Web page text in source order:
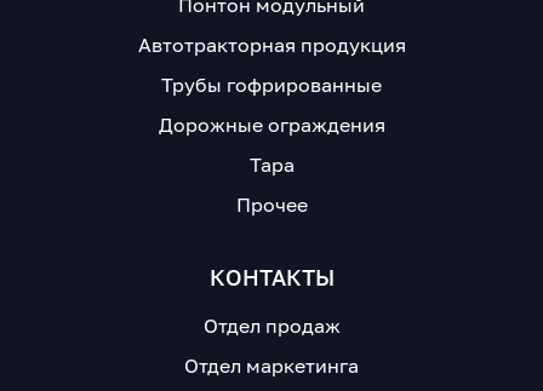
Автотракторная продукция
Трубы гофрированные
Дорожные ограждения
Тара
Прочее
КОНТАКТЫ
Отдел продаж
Отдел маркетинга